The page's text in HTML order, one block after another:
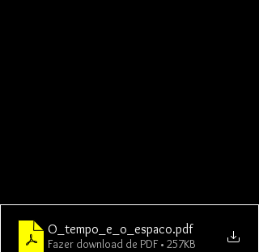
O_tempo_e_o_espaco.pdf
Fazer download de PDF • 257KB